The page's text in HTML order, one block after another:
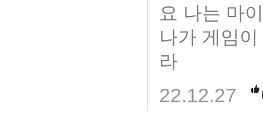
요 나는 마
나가 게임
라
22.12.27